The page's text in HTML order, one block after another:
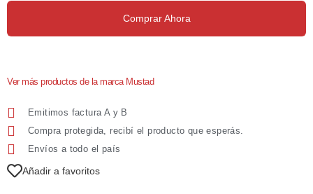
Comprar Ahora
Ver más productos de la marca Mustad
Emitimos factura A y B
Compra protegida, recibí el producto que esperás.
Envíos a todo el país
Añadir a favoritos